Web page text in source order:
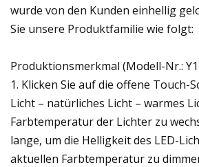
wurde von den Kunden einhellig
Sie unsere Produktfamilie wie folgt:
Produktionsmerkmal (Modell-Nr.:
1. Klicken Sie auf die offene Touch-
Licht – natürliches Licht – warmes
Farbtemperatur der Lichter zu
lange, um die Helligkeit des LED-
aktuellen Farbtemperatur zu